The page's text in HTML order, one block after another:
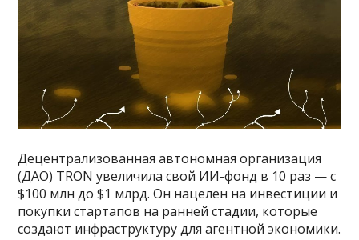
Децентрализованная автономная организация
(ДАО) TRON увеличила свой ИИ-фонд в 10 раз — с
$100 млн до $1 млрд. Он нацелен на инвестиции и
покупки стартапов на ранней стадии, которые
создают инфраструктуру для агентной экономики.